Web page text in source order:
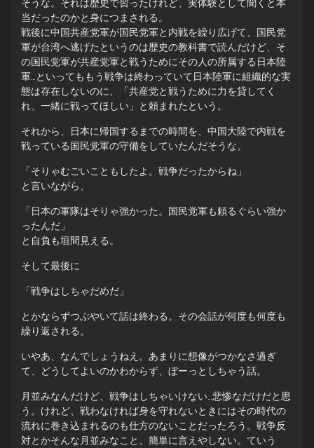
そうな。それは歴史で習ったけれど、実体験として聞くと本
当だったのかと身につまされる。
戦後に中国共産党軍が国民党軍と内戦を繰り広げて、国民党
軍が台湾へ逃げたというのは歴史の教科書で読んだけど、そ
の国民党軍が共産党軍と戦うためにその人の所属する日本陸
軍…といってももう戦争は終わっていて日本陸軍に組織的な実
態は存在しないのに、「共産党と戦うために力を貸してく
れ、一緒に戦ってほしい」と頼まれたという。
それから、日本に帰国するまでの時間を、中国大陸で内戦を
戦っている国民党軍の守備をしていたんだそうな。
「そりゃむごいこともしたよ。戦争だったからね」
と言いながら、
「日本の軍隊はそりゃ強かった。国民党軍も頼るぐらい強か
ったんだ」
と自負も垣間見える。
そして最後に
「戦争はしちゃだめだ」
とかならずつぶやいて話は終わる。その会話が何度も何度も
繰り返される。
いやあ、なんでしょうねえ。あまりに想像がつかなさ過ぎ
て、どうしてよいのかわからず、ぼーっとしちゃう話。
月並みなんだけど、戦争はしちゃいけない…悲惨なだけだと思
う。けれど、戦わなければ身を守れないときにはその時代の
流れに巻き込まれるのも仕方のないことだったろう。戦争反
対とかそんな月並みなこと、簡単に言えやしない。ていう